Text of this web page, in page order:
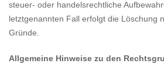
steuer- oder handelsrechtliche
letztgenannten Fall erfolgt die Löschung
Gründe.
Allgemeine Hinweise zu den